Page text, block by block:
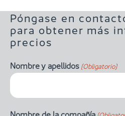
Póngase en
para obtener más
precios
Nombre y apellidos(Obligatorio)